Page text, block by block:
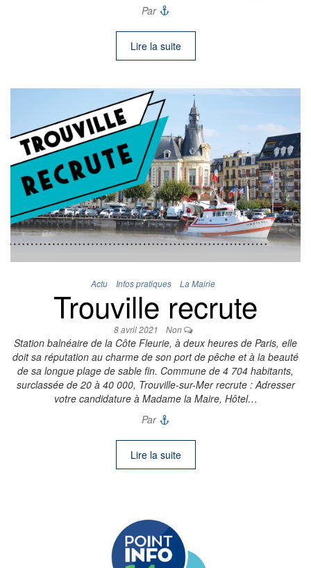
Par
Lire la suite
Actu Infos pratiques La Mairie
Trouville recrute
8 avril 2021 Non
Station balnéaire de la Côte Fleurie, à deux heures de Paris, elle
doit sa réputation au charme de son port de pêche et à la beauté
de sa longue plage de sable fin. Commune de 4 704 habitants,
surclassée de 20 à 40 000, Trouville-sur-Mer recrute : Adresser
votre candidature à Madame la Maire, Hôtel…
Par
Lire la suite